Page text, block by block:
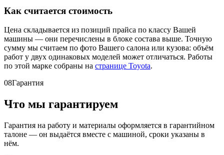
Как считается стоимость
Цена складывается из позиций прайса по классу Вашей
машины — они перечислены в блоке состава выше. Точную
сумму мы считаем по фото Вашего салона или кузова: объём
работ у двух одинаковых моделей может отличаться. Работы
по этой марке собраны на странице Toyota.
08Гарантия
Что мы гарантируем
Гарантия на работу и материалы оформляется в гарантийном
талоне — он выдаётся вместе с машиной, сроки указаны в
нём.